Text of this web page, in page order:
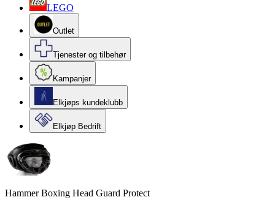
LEGO
Outlet
Tjenester og tilbehør
Kampanjer
Elkjøps kundeklubb
Elkjøp Bedrift
Hammer Boxing Head Guard Protect